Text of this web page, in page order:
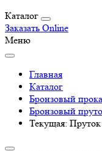
Каталог
Заказать Online
Меню
Главная
Каталог
Бронзовый
Бронзовый
Текущая: